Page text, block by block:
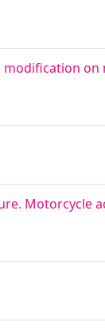
on
Motorcycle